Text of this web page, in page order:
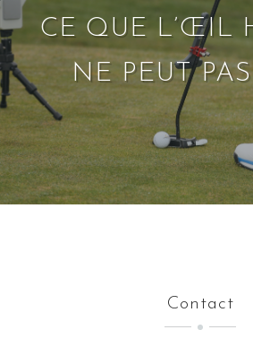
CE QUE L’ŒIL
NE PEUT
Contact